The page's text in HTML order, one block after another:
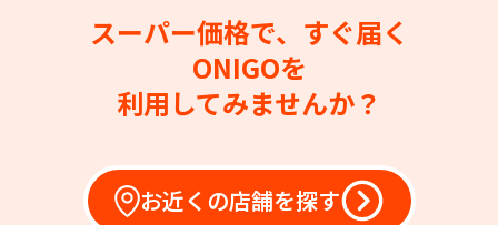
スーパー価格で、すぐ届く
ONIGOを
利用してみませんか？
お近くの店舗を探す